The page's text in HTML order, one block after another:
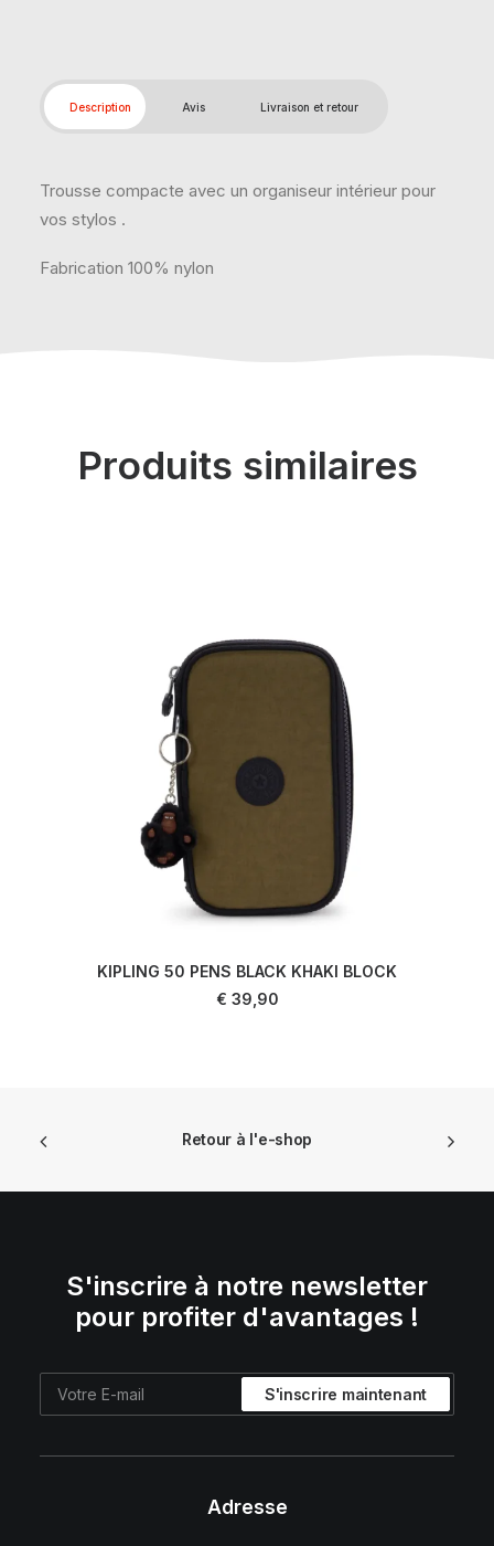
Description Avis Livraison et retour
Trousse compacte avec un organiseur intérieur pour
vos stylos .
Fabrication 100% nylon
Produits similaires
KIPLING 50 PENS BLACK KHAKI BLOCK
€ 39,90
Retour à l'e-shop
S'inscrire à notre newsletter
pour profiter d'avantages !
Adresse